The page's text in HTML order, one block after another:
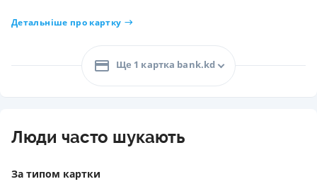
Детальніше про картку
Ще 1 картка bank.kd
Люди часто шукають
За типом картки